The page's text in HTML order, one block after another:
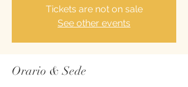
Tickets are not on sale
See other events
Orario & Sede